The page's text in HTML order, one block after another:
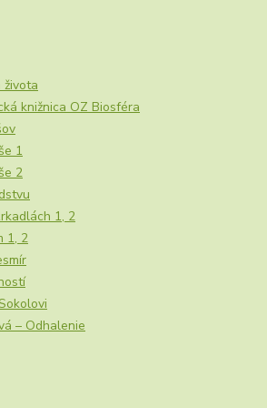
života
knižnica OZ Biosféra
1
2
1, 2
1, 2
– Odhalenie